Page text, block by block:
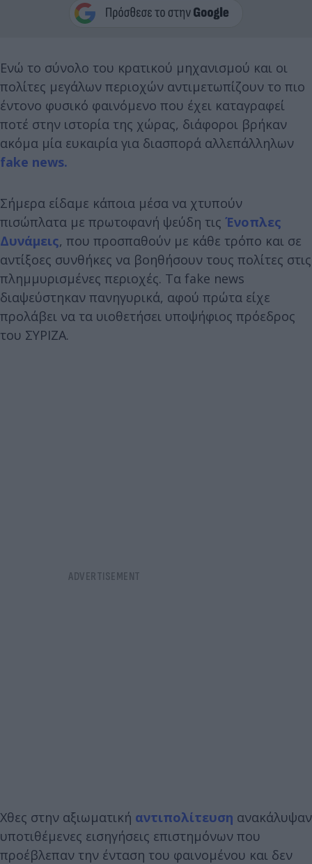
Ενώ το σύνολο του κρατικού μηχανισμού και οι
πολίτες μεγάλων περιοχών αντιμετωπίζουν το πιο
έντονο φυσικό φαινόμενο που έχει καταγραφεί
ποτέ στην ιστορία της χώρας, διάφοροι βρήκαν
ακόμα μία ευκαιρία για διασπορά αλλεπάλληλων
fake news.
Σήμερα είδαμε κάποια μέσα να χτυπούν
πισώπλατα με πρωτοφανή ψεύδη τις Ένοπλες
Δυνάμεις, που προσπαθούν με κάθε τρόπο και σε
αντίξοες συνθήκες να βοηθήσουν τους πολίτες στις
πλημμυρισμένες περιοχές. Τα fake news
διαψεύστηκαν πανηγυρικά, αφού πρώτα είχε
προλάβει να τα υιοθετήσει υποψήφιος πρόεδρος
του ΣΥΡΙΖΑ.
Χθες στην αξιωματική αντιπολίτευση ανακάλυψαν
υποτιθέμενες εισηγήσεις επιστημόνων που
προέβλεπαν την ένταση του φαινομένου και δεν